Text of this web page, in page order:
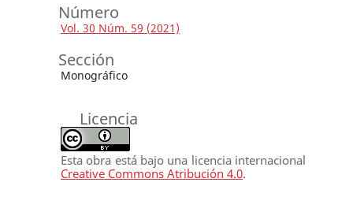
Número
Vol. 30 Núm. 59 (2021)
Sección
Monográfico
Licencia
Esta obra está bajo una licencia internacional
Creative Commons Atribución 4.0.